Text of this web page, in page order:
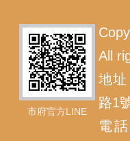
市府官方LINE
All
地
路1
電